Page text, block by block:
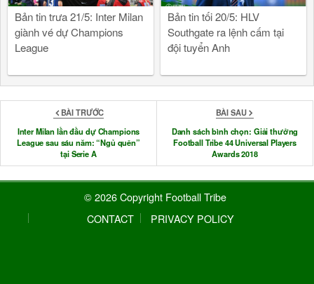
Bản tin trưa 21/5: Inter Milan
giành vé dự Champions
League
Bản tin tối 20/5: HLV
Southgate ra lệnh cấm tại
đội tuyển Anh
BÀI TRƯỚC
Inter Milan lần đầu dự Champions
League sau sáu năm: “Ngủ quên”
tại Serie A
BÀI SAU
Danh sách bình chọn: Giải thưởng
Football Tribe 44 Universal Players
Awards 2018
© 2026 Copyright Football Tribe
CONTACT
PRIVACY POLICY